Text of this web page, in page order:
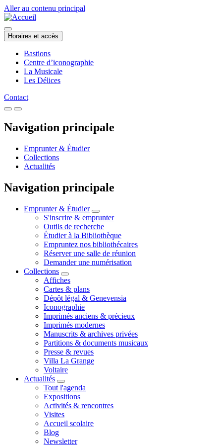
Aller au contenu principal
Horaires et accès
Bastions
Centre d’iconographie
La Musicale
Les Délices
Contact
Navigation principale
Emprunter & Étudier
Collections
Actualités
Navigation principale
Emprunter & Étudier
S'inscrire & emprunter
Outils de recherche
Étudier à la Bibliothèque
Empruntez nos bibliothécaires
Réserver une salle de réunion
Demander une numérisation
Collections
Affiches
Cartes & plans
Dépôt légal & Genevensia
Iconographie
Imprimés anciens & précieux
Imprimés modernes
Manuscrits & archives privées
Partitions & documents musicaux
Presse & revues
Villa La Grange
Voltaire
Actualités
Tout l'agenda
Expositions
Activités & rencontres
Visites
Accueil scolaire
Blog
Newsletter